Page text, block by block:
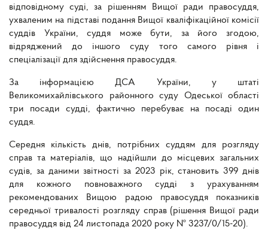
відповідному суді, за рішенням Вищої ради правосуддя,
ухваленим на підставі подання Вищої кваліфікаційної комісії
суддів України, суддя може бути, за його згодою,
відряджений до іншого суду того самого рівня і
спеціалізації для здійснення правосуддя.
За інформацією ДСА України, у штаті
Великомихайлівського районного суду Одеської області
три посади судді, фактично перебуває на посаді один
суддя.
Середня кількість днів, потрібних суддям для розгляду
справ та матеріалів, що надійшли до місцевих загальних
судів, за даними звітності за 2023 рік, становить 399 днів
для кожного повноважного судді з урахуванням
рекомендованих Вищою радою правосуддя показників
середньої тривалості розгляду справ (рішення Вищої ради
правосуддя від 24 листопада 2020 року № 3237/0/15-20).